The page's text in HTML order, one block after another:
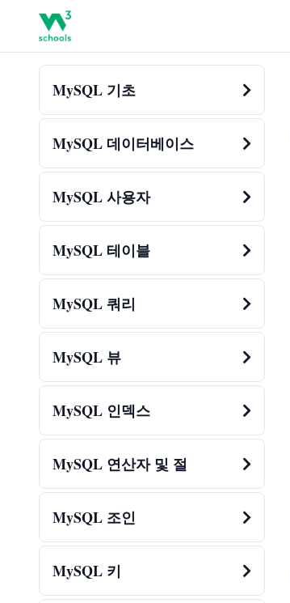
MySQL 기초
MySQL 데이터베이스
MySQL 사용자
MySQL 테이블
MySQL 쿼리
MySQL 뷰
MySQL 인덱스
MySQL 연산자 및 절
MySQL 조인
MySQL 키